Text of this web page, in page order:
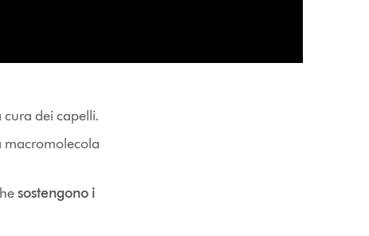
cura dei capelli.
macromolecola
sostengono i